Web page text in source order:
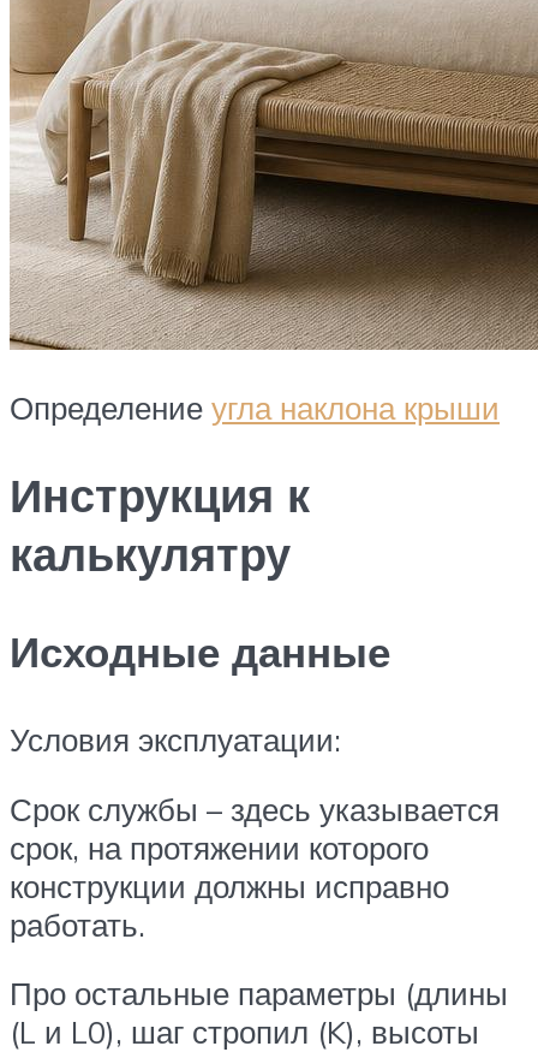
Определение угла наклона крыши
Инструкция к
калькулятру
Исходные данные
Условия эксплуатации:
Срок службы – здесь указывается
срок, на протяжении которого
конструкции должны исправно
работать.
Про остальные параметры (длины
(L и L0), шаг стропил (K), высоты